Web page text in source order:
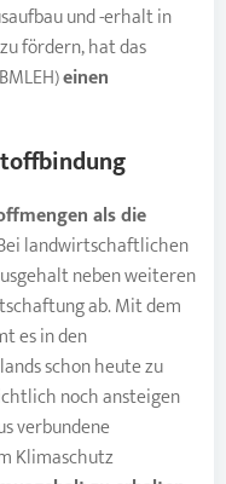
und -erhalt in
fördern, hat das
einen
als die
landwirtschaftlichen
neben weiteren
ab. Mit dem
es in den
schon heute zu
noch ansteigen
verbundene
Klimaschutz